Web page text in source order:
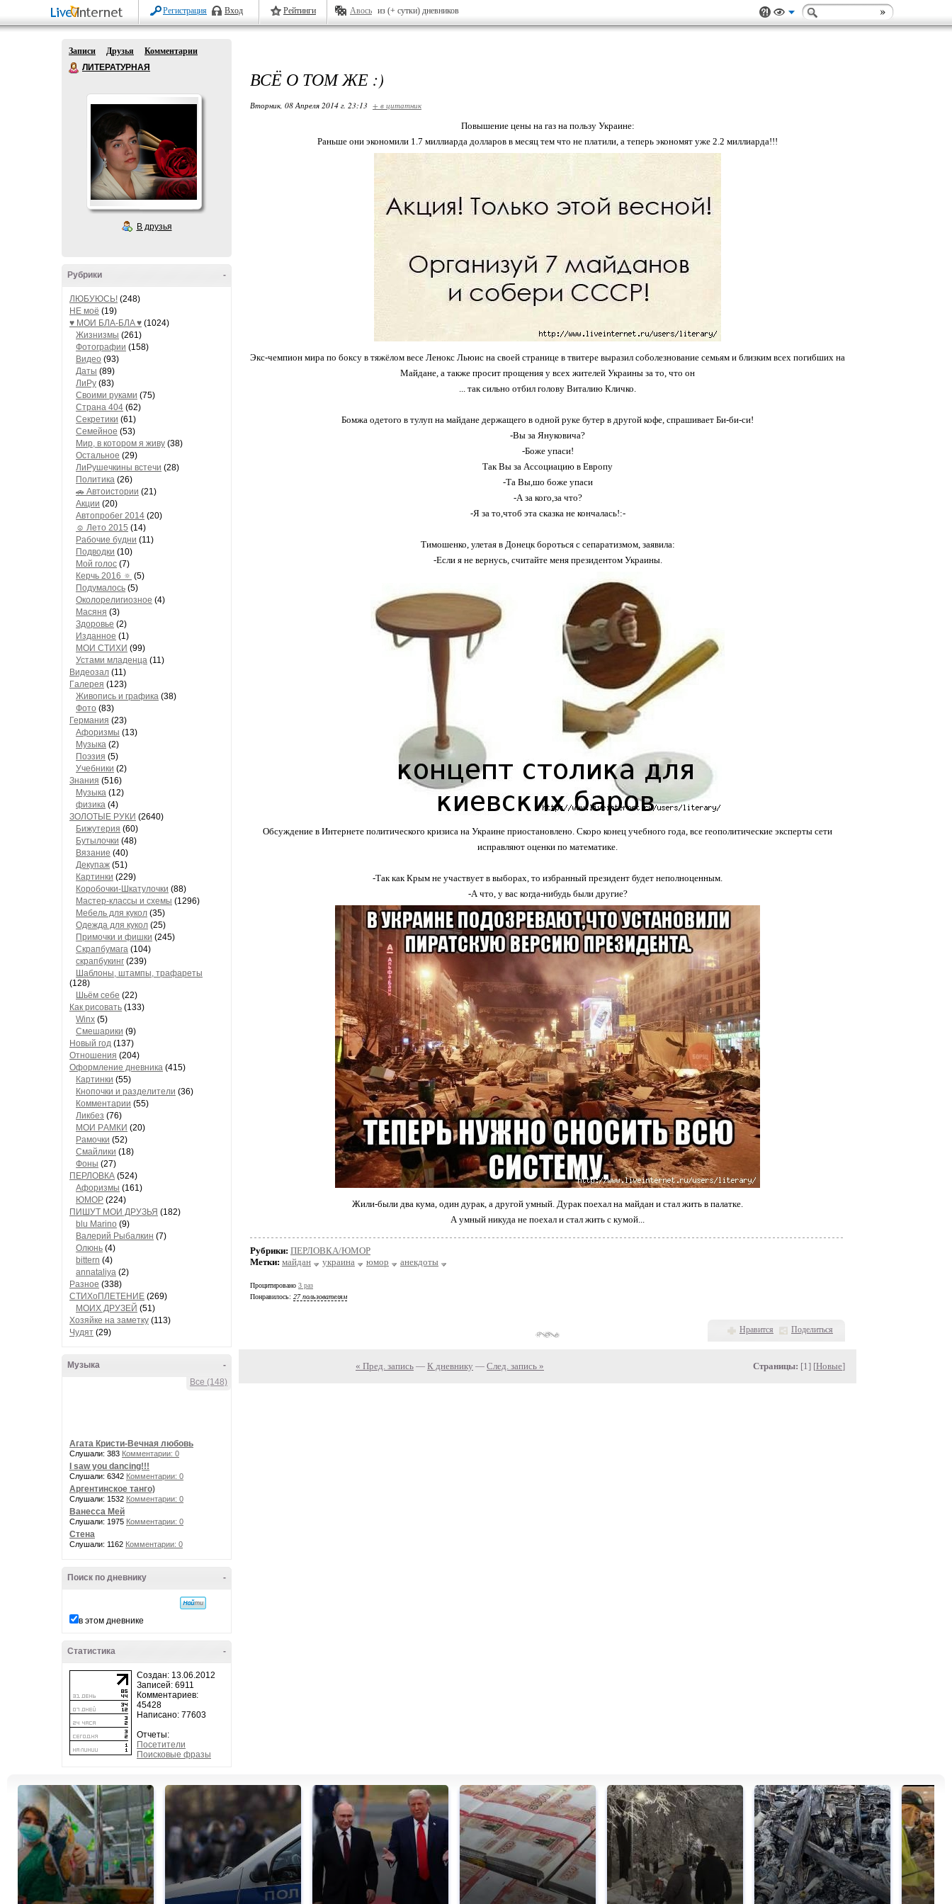
Регистрация Вход Рейтинги Авось из (+ сутки) дневников
Записи Друзья
Комментарии
ЛИТЕРАТУРНАЯ
В друзья
-
Рубрики
ЛЮБУЮСЬ! (248)
НЕ моё (19)
♥ МОИ БЛA-БЛA ♥ (1024)
Жизнизмы (261)
Фотографии (158)
Видео (93)
Даты (89)
ЛиРу (83)
Своими руками (75)
Страна 404 (62)
Секретики (61)
Семейное (53)
Мир, в котором я живу (38)
Остальное (29)
ЛиРушечкины встечи (28)
Политика (26)
🚗 Автоистории (21)
Акции (20)
Автопробег 2014 (20)
☺ Лето 2015 (14)
Рабочие будни (11)
Подводки (10)
Мой голос (7)
Керчь 2016 🔅 (5)
Подумалось (5)
Околорелигиозное (4)
Масяня (3)
Здоровье (2)
Изданное (1)
МОИ СТИХИ (99)
Устами младенца (11)
Видеозал (11)
Гaлерея (123)
Живопись и грaфикa (38)
Фото (83)
Гермaния (23)
Aфоризмы (13)
Музыкa (2)
Поэзия (5)
Учебники (2)
Знания (516)
Музыкa (12)
физика (4)
ЗОЛОТЫЕ РУКИ (2640)
Бижутерия (60)
Бутылочки (48)
Вязaние (40)
Декупaж (51)
Кaртинки (229)
Коробочки-Шкатулочки (88)
Мастер-классы и схемы (1296)
Мебель для кукол (35)
Одеждa для кукол (25)
Примочки и фишки (245)
Скрaпбумaгa (104)
скрапбукинг (239)
Шaблоны, штaмпы, трaфaреты
(128)
Шьём себе (22)
Как рисовать (133)
Winx (5)
Смешарики (9)
Новый год (137)
Отношения (204)
Оформление дневника (415)
Кaртинки (55)
Кнопочки и рaзделители (36)
Комментaрии (55)
Ликбез (76)
МОИ РAМКИ (20)
Рaмочки (52)
Смaйлики (18)
Фоны (27)
ПЕРЛОВКА (524)
Aфоризмы (161)
ЮМОР (224)
ПИШУТ МОИ ДРУЗЬЯ (182)
blu Marino (9)
Валерий Рыбалкин (7)
Олюнь (4)
bittern (4)
annataliya (2)
Разное (338)
СТИХоПЛЕТЕНИЕ (269)
МОИХ ДРУЗЕЙ (51)
Хозяйке на заметку (113)
Чудят (29)
-
Музыка
Все (148)
Агата Кристи-Вечная любовь
Слушали: 383 Комментарии: 0
I saw you dancing!!!
Слушали: 6342 Комментарии: 0
Аргентинское танго)
Слушали: 1532 Комментарии: 0
Ванесса Мей
Слушали: 1975 Комментарии: 0
Стена
Слушали: 1162 Комментарии: 0
-
Поиск по дневнику
в этом дневнике
-
Статистика
Создан: 13.06.2012
Записей: 6911
Комментариев:
45428
Написано: 77603
Отчеты:
Посетители
Поисковые фразы
ВСЁ О ТОМ ЖЕ :)
Вторник, 08 Апреля 2014 г. 23:13 + в цитатник
Повышение цены на газ на пользу Украине:
Раньше они экономили 1.7 миллиарда долларов в месяц тем что не платили, а теперь экономят уже 2.2 миллиарда!!!
Экс-чемпион мира по боксу в тяжёлом весе Ленокс Льюис на своей странице в твитере выразил соболезнование семьям и близким всех погибших на
Майдане, а также просит прощения у всех жителей Украины за то, что он
... так сильно отбил голову Виталию Кличко.
Бомжа одетого в тулуп на майдане держащего в одной руке бутер в другой кофе, спрашивает Би-би-си!
-Вы за Януковича?
-Боже упаси!
Так Вы за Ассоциацию в Европу
-Та Вы,шо боже упаси
-А за кого,за что?
-Я за то,чтоб эта сказка не кончалась!:-
Тимошенко, улетая в Донецк бороться с сепаратизмом, заявила:
-Если я не вернусь, считайте меня президентом Украины.
Обсуждение в Интернете политического кризиса на Украине приостановлено. Скоро конец учебного года, все геополитические эксперты сети
исправляют оценки по математике.
-Так как Крым не участвует в выборах, то избранный президент будет неполноценным.
-А что, у вас когда-нибудь были другие?
Жили-были два кума, один дурак, а другой умный. Дурак поехал на майдан и стал жить в палатке.
А умный никуда не поехал и стал жить с кумой...
Рубрики: ПЕРЛОВКА/ЮМОР
Метки: майдан украина юмор анекдоты
Процитировано 3 раз
Понравилось: 27 пользователям
Нравится Поделиться
« Пред. запись — К дневнику — След. запись » Страницы: [1] [Новые]